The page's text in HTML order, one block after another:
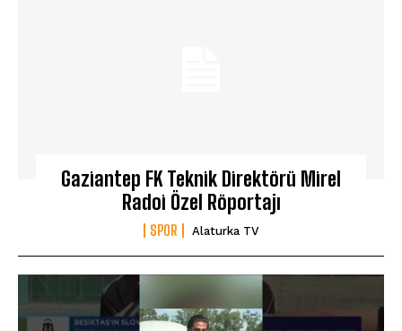
Gaziantep FK Teknik Direktörü Mirel
Radoi Özel Röportajı
SPOR Alaturka TV